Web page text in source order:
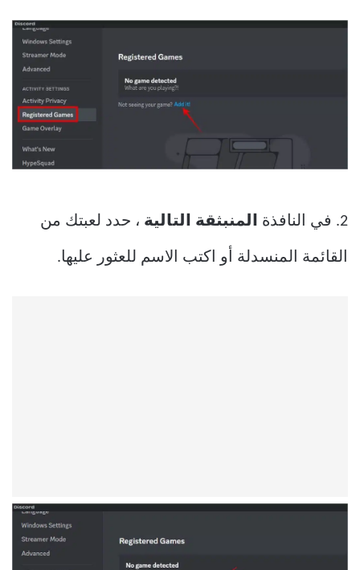
2. في النافذة المنبثقة التالية ، حدد لعبتك من
القائمة المنسدلة أو اكتب الاسم للعثور عليها.